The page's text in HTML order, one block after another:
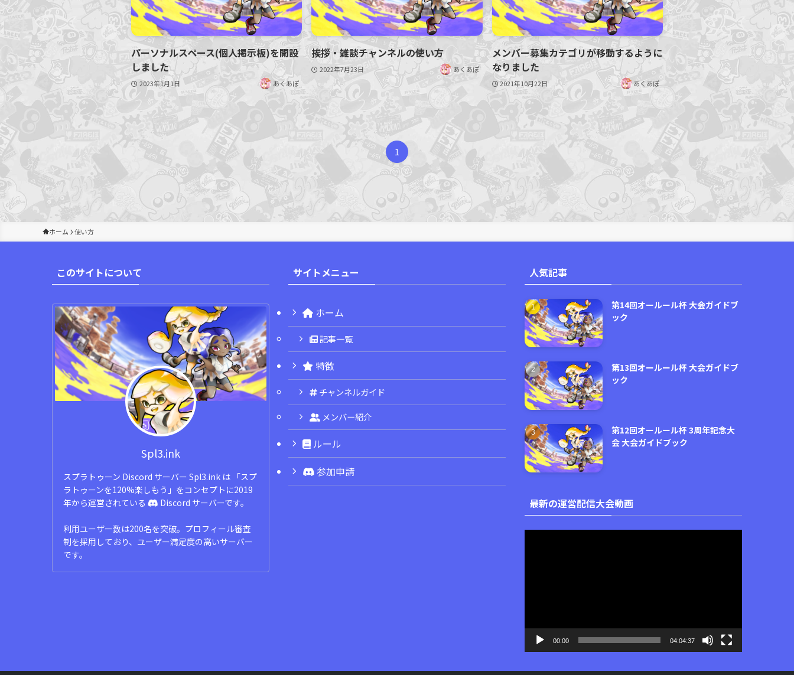
パーソナルスペース(個人掲示板)を開設
しました
2023年1月1日 あくあぽ
挨拶・雑談チャンネルの使い方
2022年7月23日 あくあぽ
メンバー募集カテゴリが移動するように
なりました
2021年10月22日 あくあぽ
1
ホーム 使い方
このサイトについて
Spl3.ink
スプラトゥーン Discord サーバー Spl3.ink は 「スプ
ラトゥーンを120%楽しもう」をコンセプトに2019
年から運営されている
Discord サーバーです。
利用ユーザー数は200名を突破。プロフィール審査
制を採用しており、ユーザー満足度の高いサーバー
です。
サイトメニュー
ホーム
記事一覧
特徴
チャンネルガイド
メンバー紹介
ルール
参加申請
人気記事
第14回オールール杯 大会ガイドブ
ック
第13回オールール杯 大会ガイドブ
ック
第12回オールール杯 3周年記念大
会 大会ガイドブック
最新の運営配信大会動画
ー
00:00 04:04:37